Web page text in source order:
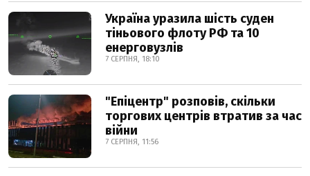
Україна уразила шість суден
тіньового флоту РФ та 10
енерговузлів
7 СЕРПНЯ, 18:10
"Епіцентр" розповів, скільки
торгових центрів втратив за час
війни
7 СЕРПНЯ, 11:56